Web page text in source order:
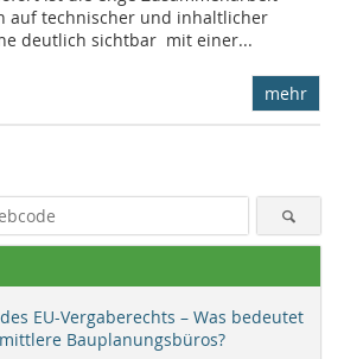
auf technischer und inhaltlicher
deutlich sichtbar  mit einer...
mehr
EU-Vergaberechts – Was bedeutet
Bauplanungsbüros?